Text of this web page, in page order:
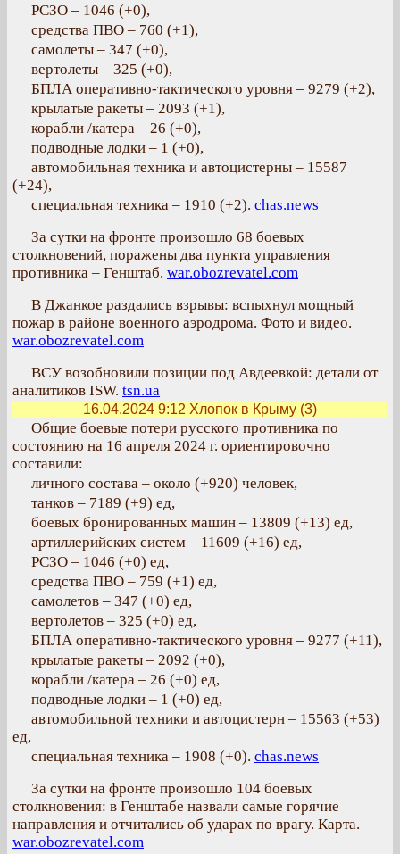
РСЗО – 1046 (+0),
средства ПВО – 760 (+1),
самолеты – 347 (+0),
вертолеты – 325 (+0),
БПЛА оперативно-тактического уровня – 9279 (+2),
крылатые ракеты – 2093 (+1),
корабли /катера – 26 (+0),
подводные лодки – 1 (+0),
автомобильная техника и автоцистерны – 15587
(+24),
специальная техника – 1910 (+2). chas.news
За сутки на фронте произошло 68 боевых
столкновений, поражены два пункта управления
противника – Генштаб. war.obozrevatel.com
В Джанкое раздались взрывы: вспыхнул мощный
пожар в районе военного аэродрома. Фото и видео.
war.obozrevatel.com
ВСУ возобновили позиции под Авдеевкой: детали от
аналитиков ISW. tsn.ua
16.04.2024 9:12 Хлопок в Крыму (3)
Общие боевые потери русского противника по
состоянию на 16 апреля 2024 г. ориентировочно
составили:
личного состава – около (+920) человек,
танков – 7189 (+9) ед,
боевых бронированных машин – 13809 (+13) ед,
артиллерийских систем – 11609 (+16) ед,
РСЗО – 1046 (+0) ед,
средства ПВО – 759 (+1) ед,
самолетов – 347 (+0) ед,
вертолетов – 325 (+0) ед,
БПЛА оперативно-тактического уровня – 9277 (+11),
крылатые ракеты – 2092 (+0),
корабли /катера – 26 (+0) ед,
подводные лодки – 1 (+0) ед,
автомобильной техники и автоцистерн – 15563 (+53)
ед,
специальная техника – 1908 (+0). chas.news
За сутки на фронте произошло 104 боевых
столкновения: в Генштабе назвали самые горячие
направления и отчитались об ударах по врагу. Карта.
war.obozrevatel.com